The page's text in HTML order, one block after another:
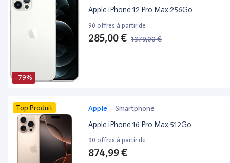
-79%
Apple iPhone 12 Pro Max 256Go
90 offres à partir de :
285,00 € 1 379,00 €
Top Produit Apple - Smartphone
Apple iPhone 16 Pro Max 512Go
90 offres à partir de :
874,99 €